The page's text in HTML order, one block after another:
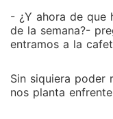
­­- ¿Y ahora de que
de la semana?-
entramos a la
Sin siquiera poder
nos planta